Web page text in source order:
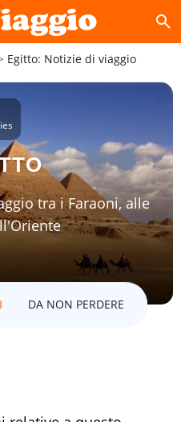
search
Egitto: Notizie di viaggio
tra i Faraoni, alle
DA NON PERDERE